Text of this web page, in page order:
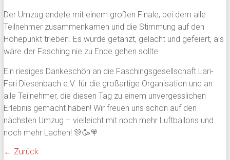
Der Umzug endete mit einem großen Finale, bei dem alle
Teilnehmer zusammenkamen und die Stimmung auf den
Höhepunkt trieben. Es wurde getanzt, gelacht und gefeiert, als
wäre der Fasching nie zu Ende gehen sollte.
Ein riesiges Dankeschön an die Faschingsgesellschaft Lari-
Fari Diesenbach e.V. für die großartige Organisation und an
alle Teilnehmer, die diesen Tag zu einem unvergesslichen
Erlebnis gemacht haben! Wir freuen uns schon auf den
nächsten Umzug – vielleicht mit noch mehr Luftballons und
noch mehr Lachen! 🎊🥳🍭
← Zurück